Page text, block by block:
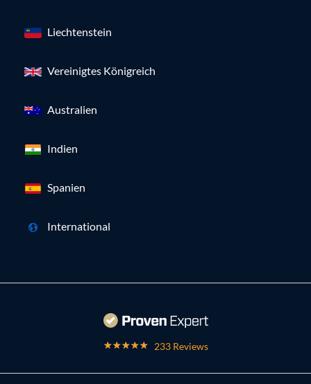
Liechtenstein
Vereinigtes Königreich
Australien
Indien
Spanien
International
233 Reviews